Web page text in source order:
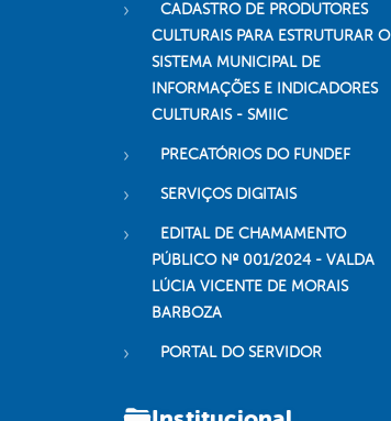
CADASTRO DE PRODUTORES
CULTURAIS PARA ESTRUTURAR O
SISTEMA MUNICIPAL DE
INFORMAÇÕES E INDICADORES
CULTURAIS - SMIIC
PRECATÓRIOS DO FUNDEF
SERVIÇOS DIGITAIS
EDITAL DE CHAMAMENTO
PÚBLICO Nº 001/2024 - VALDA
LÚCIA VICENTE DE MORAIS
BARBOZA
PORTAL DO SERVIDOR